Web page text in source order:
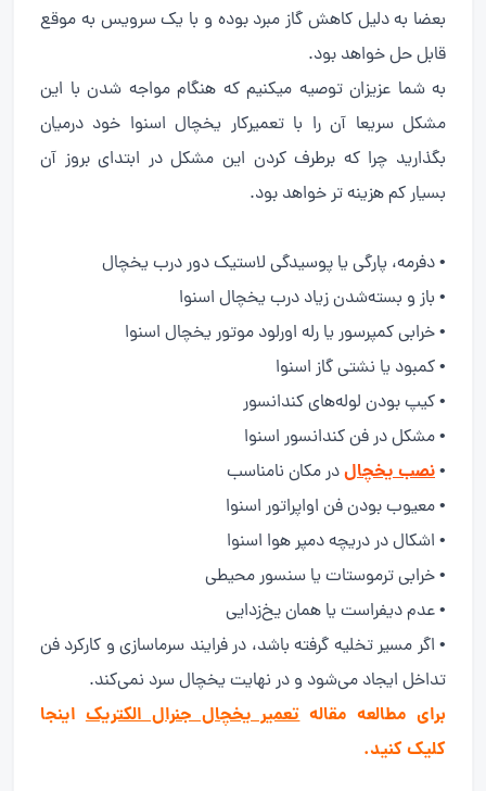
بعضا به دلیل کاهش گاز مبرد بوده و با یک سرویس به موقع
قابل حل خواهد بود.
به شما عزیزان توصیه میکنیم که هنگام مواجه شدن با این
مشکل سریعا آن را با تعمیرکار یخچال اسنوا خود درمیان
بگذارید چرا که برطرف کردن این مشکل در ابتدای بروز آن
بسیار کم هزینه تر خواهد بود.
• دفرمه، پارگی یا پوسیدگی لاستیک دور درب یخچال
• باز و بسته‌شدن زیاد درب یخچال اسنوا
• خرابی کمپرسور یا رله اورلود موتور یخچال اسنوا
• کمبود یا نشتی گاز اسنوا
• کیپ بودن لوله‌های کندانسور
• مشکل در فن کندانسور اسنوا
•نصب یخچالدر مکان نامناسب
• معیوب بودن فن اواپراتور اسنوا
• اشکال در دریچه دمپر هوا اسنوا
• خرابی ترموستات یا سنسور محیطی
• عدم دیفراست یا همان یخ‌زدایی
• اگر مسیر تخلیه گرفته باشد، در فرایند سرماسازی و کارکرد فن
تداخل ایجاد می‌شود و در نهایت یخچال سرد نمی‌کند.
برای مطالعه مقالهتعمیر یخچال جنرال الکتریکاینجا
کلیک کنید.